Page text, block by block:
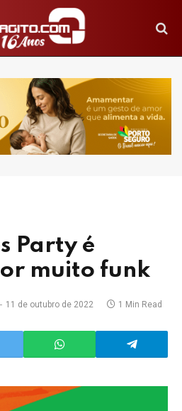
Party é
muito funk
11 de outubro de 2022 1 Min Read